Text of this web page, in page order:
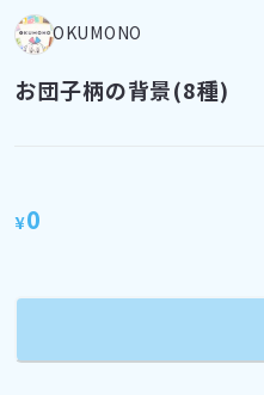
OKUMONO
お団子柄の背景(8種)
¥0